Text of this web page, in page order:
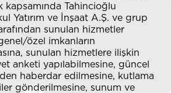
kapsamında Tahincioğlu
Yatırım ve İnşaat A.Ş. ve grup
sunulan hizmetler
özel imkanların
sunulan hizmetlere ilişkin
anketi yapılabilmesine, güncel
haberdar edilmesine, kutlama
gönderilmesine, sunum ve